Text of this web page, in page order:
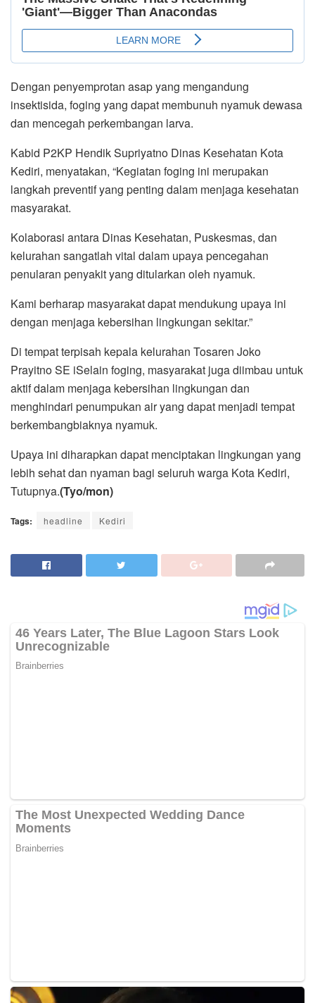
Dengan penyemprotan asap yang mengandung
insektisida, foging yang dapat membunuh nyamuk dewasa
dan mencegah perkembangan larva.
Kabid P2KP Hendik Supriyatno Dinas Kesehatan Kota
Kediri, menyatakan, “Kegiatan foging ini merupakan
langkah preventif yang penting dalam menjaga kesehatan
masyarakat.
Kolaborasi antara Dinas Kesehatan, Puskesmas, dan
kelurahan sangatlah vital dalam upaya pencegahan
penularan penyakit yang ditularkan oleh nyamuk.
Kami berharap masyarakat dapat mendukung upaya ini
dengan menjaga kebersihan lingkungan sekitar.”
Di tempat terpisah kepala kelurahan Tosaren Joko
Prayitno SE iSelain foging, masyarakat juga diimbau untuk
aktif dalam menjaga kebersihan lingkungan dan
menghindari penumpukan air yang dapat menjadi tempat
berkembangbiaknya nyamuk.
Upaya ini diharapkan dapat menciptakan lingkungan yang
lebih sehat dan nyaman bagi seluruh warga Kota Kediri,
Tutupnya.(Tyo/mon)
Tags: headline Kediri